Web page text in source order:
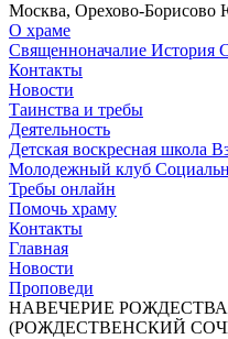
Москва, Орехово-
О храме
Священноначалие История
Контакты
Новости
Таинства и требы
Деятельность
Детская воскресная школа
Молодежный клуб
Требы онлайн
Помочь храму
Контакты
Главная
Новости
Проповеди
НАВЕЧЕРИЕ
(РОЖДЕСТВЕНСКИЙ